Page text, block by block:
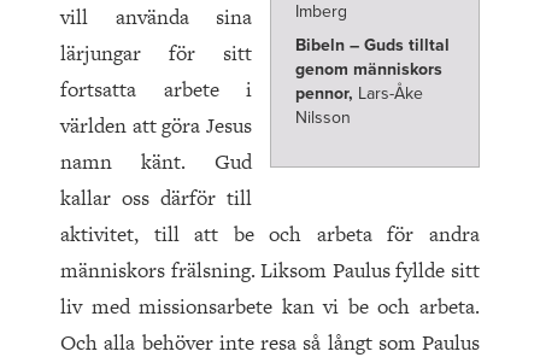
Imberg
Bibeln – Guds tilltal
genom människors
pennor, Lars-Åke
Nilsson
vill använda sina
lärjungar för sitt
fortsatta arbete i
världen att göra Jesus
namn känt. Gud
kallar oss därför till
aktivitet, till att be och arbeta för andra
människors frälsning. Liksom Paulus fyllde sitt
liv med missionsarbete kan vi be och arbeta.
Och alla behöver inte resa så långt som Paulus